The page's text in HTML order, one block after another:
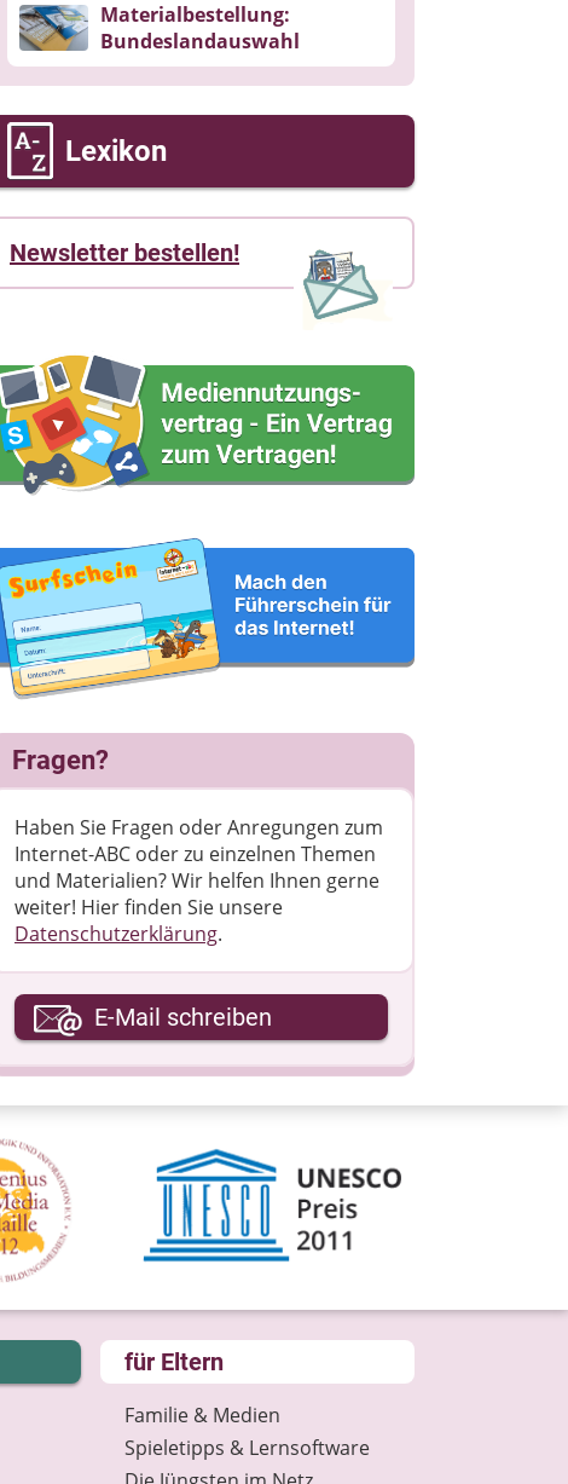
Materialbestellung:
Bundeslandauswahl
Lexikon
Newsletter bestellen!
Fragen?
Haben Sie Fragen oder Anregungen zum
Internet-ABC oder zu einzelnen Themen
und Materialien? Wir helfen Ihnen gerne
weiter! ​Hier finden Sie unsere
Datenschutzerklärung.
Ihre E-Mail-Adresse
Ihre Nachricht
E-Mail schreiben
für Eltern
Familie & Medien
Spieletipps & Lernsoftware